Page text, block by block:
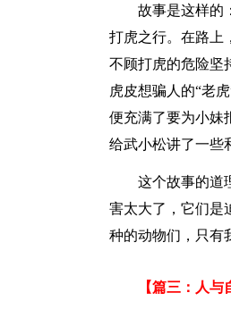
故事是这样的
打虎之行。在路上
不顾打虎的危险坚
虎皮想骗人的“老
便充满了要为小妹
给武小松讲了一些
这个故事的道
害太大了，它们是
种的动物们，只有
【篇三：人与自